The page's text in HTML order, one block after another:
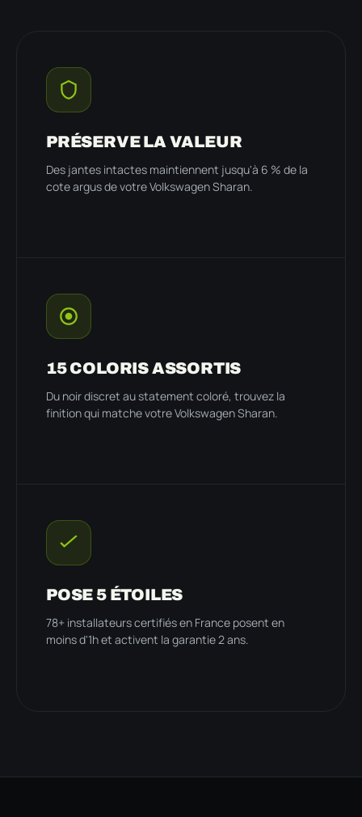
PRÉSERVE LA VALEUR
Des jantes intactes maintiennent jusqu'à 6 % de la
cote argus de votre Volkswagen Sharan.
15 COLORIS ASSORTIS
Du noir discret au statement coloré, trouvez la
finition qui matche votre Volkswagen Sharan.
POSE 5 ÉTOILES
78+ installateurs certifiés en France posent en
moins d'1h et activent la garantie 2 ans.